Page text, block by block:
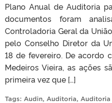
Plano Anual de Auditoria
documentos foram
Controladoria Geral da
pelo Conselho Diretor da
18 de fevereiro. De acordo
Medeiros Vieira, as ações
primeira vez que […]
Tags: Audin, Auditoria, Auditoria